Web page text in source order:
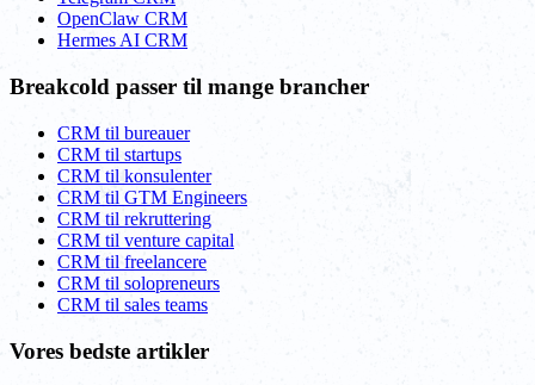
OpenClaw CRM
Hermes AI CRM
Breakcold passer til mange brancher
CRM til bureauer
CRM til startups
CRM til konsulenter
CRM til GTM Engineers
CRM til rekruttering
CRM til venture capital
CRM til freelancere
CRM til solopreneurs
CRM til sales teams
Vores bedste artikler